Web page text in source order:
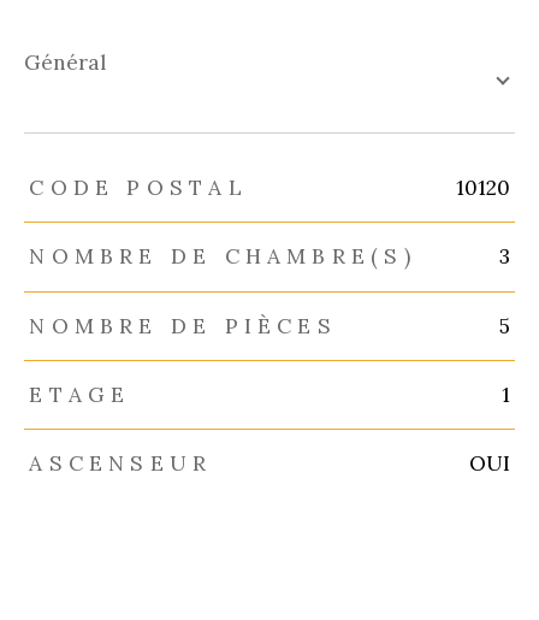
général
TRAD_ZEPHYR_Caracteristique TRAD_ZEPHYR_Valeurs
CODE POSTAL 10120
NOMBRE DE CHAMBRE(S) 3
NOMBRE DE PIÈCES 5
ETAGE 1
ASCENSEUR OUI